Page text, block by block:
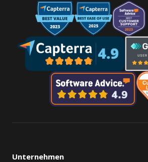
Unternehmen